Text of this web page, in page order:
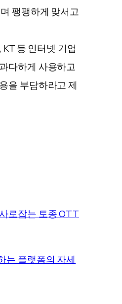
팽팽하게 맞서고
등 인터넷 기업
다하게 사용하고
을 부담하라고 제
로잡는 토종 OTT
는 플랫폼의 자세